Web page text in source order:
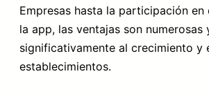
Empresas hasta la participación
la app, las ventajas son numerosas
significativamente al crecimiento y
establecimientos.